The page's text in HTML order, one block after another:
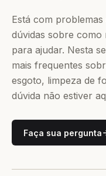
Está com
dúvidas sobre
para ajudar. Nesta
mais frequentes
esgoto, limpeza de
dúvida não estiver
Faça sua pergunta